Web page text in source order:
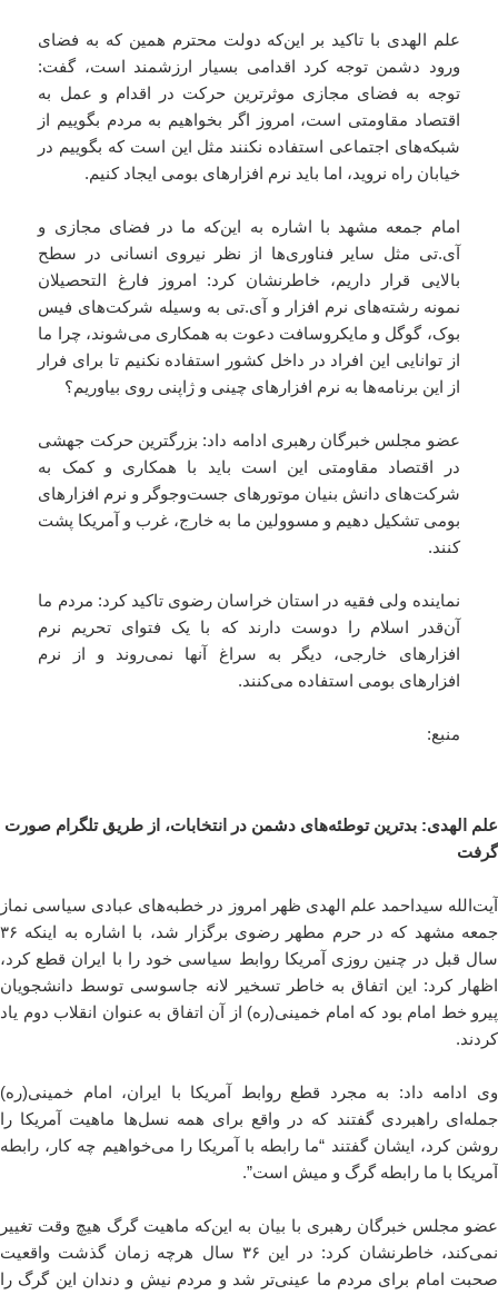
علم الهدی با تاکید بر این‌که دولت محترم همین که به فضای
ورود دشمن توجه کرد اقدامی بسیار ارزشمند است، گفت:
توجه به فضای مجازی موثرترین حرکت در اقدام و عمل به
اقتصاد مقاومتی است، امروز اگر بخواهیم به مردم بگوییم از
شبکه‌های اجتماعی استفاده نکنند مثل این است که بگوییم در
خیابان راه نروید، اما باید نرم افزارهای بومی ایجاد کنیم.
امام جمعه مشهد با اشاره به این‌که ما در فضای مجازی و
آی.تی مثل سایر فناوری‌ها از نظر نیروی انسانی در سطح
بالایی قرار داریم، خاطرنشان کرد: امروز فارغ التحصیلان
نمونه رشته‌های نرم افزار و آی.تی به وسیله شرکت‌های فیس
بوک، گوگل و مایکروسافت دعوت به همکاری می‌شوند، چرا ما
از توانایی این افراد در داخل کشور استفاده نکنیم تا برای فرار
از این برنامه‌ها به نرم افزارهای چینی و ژاپنی روی بیاوریم؟
عضو مجلس خبرگان رهبری ادامه داد: بزرگترین حرکت جهشی
در اقتصاد مقاومتی این است باید با همکاری و کمک به
شرکت‌های دانش بنیان موتورهای جست‌وجوگر و نرم افزارهای
بومی تشکیل دهیم و مسوولین ما به خارج، غرب و آمریکا پشت
کنند.
نماینده ولی فقیه در استان خراسان رضوی تاکید کرد: مردم ما
آن‌قدر اسلام را دوست دارند که با یک فتوای تحریم نرم
افزارهای خارجی، دیگر به سراغ آنها نمی‌روند و از نرم
افزارهای بومی استفاده می‌کنند.
منبع:
علم الهدی: بدترین توطئه‌های دشمن در انتخابات، از طریق تلگرام صورت
گرفت
آیت‌الله سیداحمد علم الهدی ظهر امروز در خطبه‌های عبادی سیاسی نماز
جمعه مشهد که در حرم مطهر رضوی برگزار شد، با اشاره به اینکه ۳۶
سال قبل در چنین روزی آمریکا روابط سیاسی خود را با ایران قطع کرد،
اظهار کرد: این اتفاق به خاطر تسخیر لانه جاسوسی توسط دانشجویان
پیرو خط امام بود که امام خمینی(ره) از آن اتفاق به عنوان انقلاب دوم یاد
کردند.
وی ادامه داد: به مجرد قطع روابط آمریکا با ایران، امام خمینی(ره)
جمله‌ای راهبردی گفتند که در واقع برای همه نسل‌ها ماهیت آمریکا را
روشن کرد، ایشان گفتند “ما رابطه با آمریکا را می‌خواهیم چه کار، رابطه
آمریکا با ما رابطه گرگ و میش است”.
عضو مجلس خبرگان رهبری با بیان به این‌که ماهیت گرگ هیچ وقت تغییر
نمی‌کند، خاطرنشان کرد: در این ۳۶ سال هرچه زمان گذشت واقعیت
صحبت امام برای مردم ما عینی‌تر شد و مردم نیش و دندان این گرگ را